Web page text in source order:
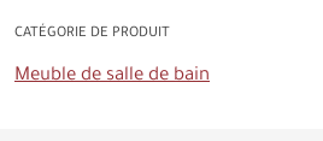
CATÉGORIE DE PRODUIT
Meuble de salle de bain